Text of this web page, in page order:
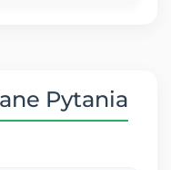
Pytania